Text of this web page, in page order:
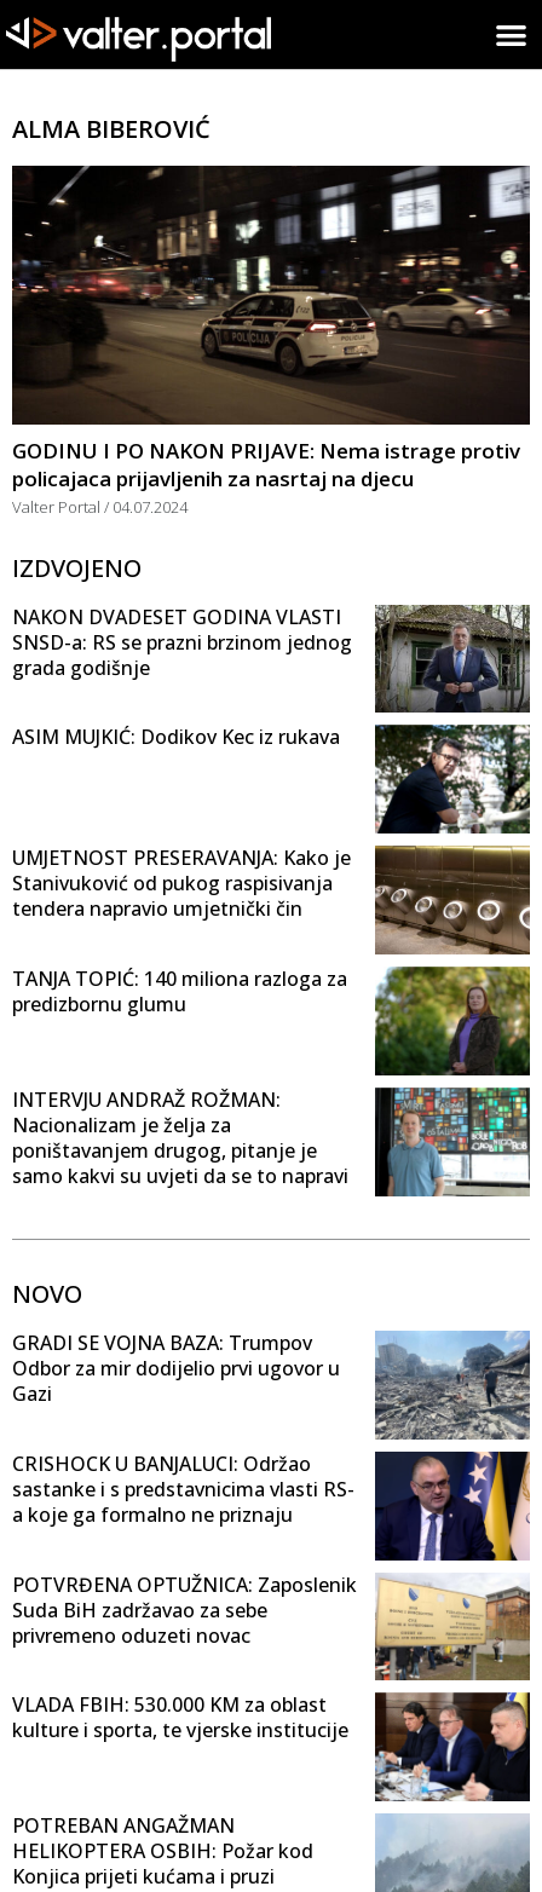
ALMA BIBEROVIĆ
GODINU I PO NAKON PRIJAVE: Nema istrage protiv
policajaca prijavljenih za nasrtaj na djecu
Valter Portal 04.07.2024
IZDVOJENO
NAKON DVADESET GODINA VLASTI
SNSD-a: RS se prazni brzinom jednog
grada godišnje
ASIM MUJKIĆ: Dodikov Kec iz rukava
UMJETNOST PRESERAVANJA: Kako je
Stanivuković od pukog raspisivanja
tendera napravio umjetnički čin
TANJA TOPIĆ: 140 miliona razloga za
predizbornu glumu
INTERVJU ANDRAŽ ROŽMAN:
Nacionalizam je želja za
poništavanjem drugog, pitanje je
samo kakvi su uvjeti da se to napravi
NOVO
GRADI SE VOJNA BAZA: Trumpov
Odbor za mir dodijelio prvi ugovor u
Gazi
CRISHOCK U BANJALUCI: Održao
sastanke i s predstavnicima vlasti RS-
a koje ga formalno ne priznaju
POTVRĐENA OPTUŽNICA: Zaposlenik
Suda BiH zadržavao za sebe
privremeno oduzeti novac
VLADA FBIH: 530.000 KM za oblast
kulture i sporta, te vjerske institucije
POTREBAN ANGAŽMAN
HELIKOPTERA OSBIH: Požar kod
Konjica prijeti kućama i pruzi